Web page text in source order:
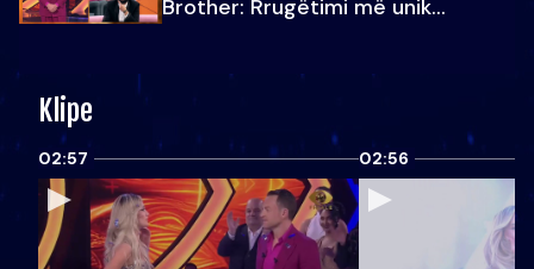
Brother: Rrugëtimi më unik…
Klipe
02:57 02:56